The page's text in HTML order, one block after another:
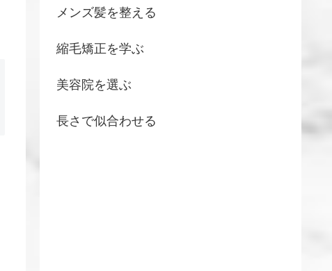
メンズ髪を整える
縮毛矯正を学ぶ
美容院を選ぶ
長さで似合わせる